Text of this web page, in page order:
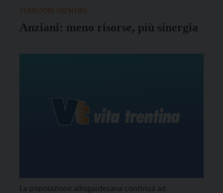
Anziani: meno risorse, più sinergia
La popolazione altogardesana continua ad